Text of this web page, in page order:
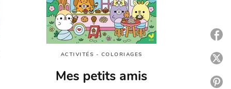
ACTIVITÉS - COLORIAGES
Mes petits amis